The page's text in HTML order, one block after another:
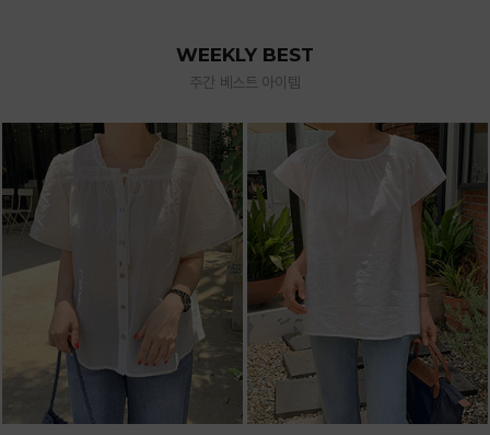
WEEKLY BEST
주간 베스트 아이템